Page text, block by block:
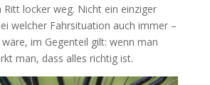
locker weg. Nicht ein einziger
welcher Fahrsituation auch immer –
im Gegenteil gilt: wenn man
man, dass alles richtig ist.